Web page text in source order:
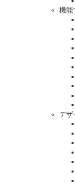
機能
デザ